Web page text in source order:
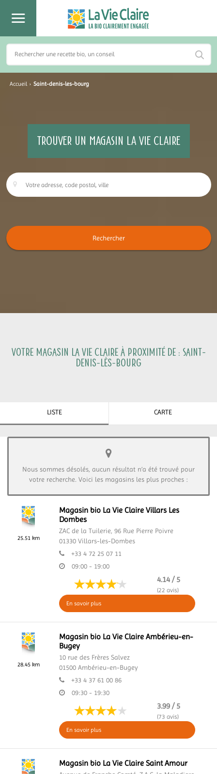
Accueil › Saint-denis-les-bourg
TROUVER UN MAGASIN LA VIE CLAIRE
Rechercher
Votre magasin La Vie Claire à proximité de : Saint-
Denis-lès-Bourg
LISTE CARTE
Nous sommes désolés, aucun résultat n’a été trouvé pour
votre recherche. Voici les magasins les plus proches :
25.51 km
Magasin bio La Vie Claire Villars Les
Dombes
ZAC de la Tuilerie, 96 Rue Pierre Poivre
01330 Villars-les-Dombes
+33 4 72 25 07 11
09:00 - 19:00
4.14 / 5
(22 avis)
En savoir plus
28.45 km
Magasin bio La Vie Claire Ambérieu-en-
Bugey
10 rue des Frères Salvez
01500 Ambérieu-en-Bugey
+33 4 37 61 00 86
09:30 - 19:30
3.99 / 5
(73 avis)
En savoir plus
Magasin bio La Vie Claire Saint Amour